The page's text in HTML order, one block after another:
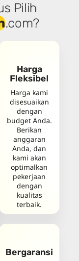
Pilih
.com?
Harga
Fleksibel
Harga kami
disesuaikan
dengan
budget Anda.
Berikan
anggaran
Anda, dan
kami akan
optimalkan
pekerjaan
dengan
kualitas
terbaik.
Bergaransi